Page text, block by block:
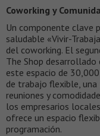
Coworking y
Un componente clave
saludable «Vivir-
del coworking. El
The Shop desarrollado
este espacio de
de trabajo flexible,
reuniones y
los empresarios
ofrece un espacio
programación.